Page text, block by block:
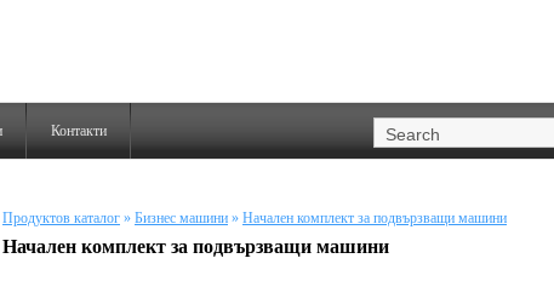
Контакти
Продуктов каталог » Бизнес машини » Начален комплект за подвързващи машини
Начален комплект за подвързващи машини